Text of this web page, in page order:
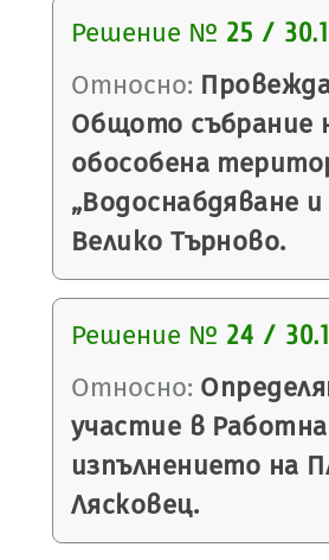
Решение № 25 /
Относно:
Общото събрание
обособена
„Водоснабдяване
Велико Търново.
Решение № 24 /
Относно:
участие в
изпълнението на
Лясковец.